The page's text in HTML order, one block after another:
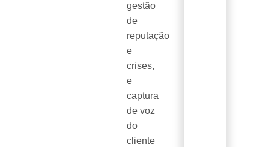
gestão
de
reputação
e
crises,
e
captura
de voz
do
cliente